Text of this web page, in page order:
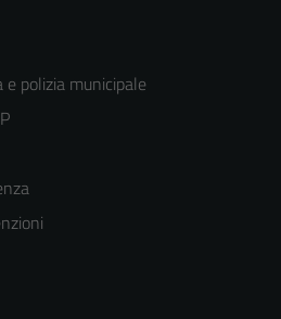
e polizia municipale